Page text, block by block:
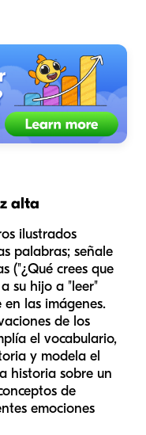
alta
ilustrados
palabras; señale
("¿Qué crees que
su hijo a "leer"
las imágenes.
de los
el vocabulario,
y modela el
historia sobre un
de
emociones